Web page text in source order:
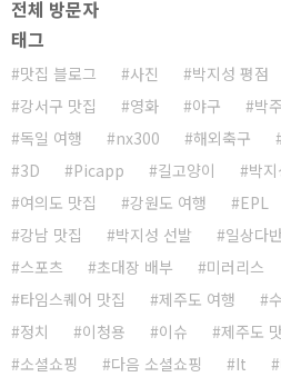
전체 방문자
태그
맛집 블로그 사진 박지성 평점
강서구 맛집
영화 야구 박
독일 여행
nx300 해외축구
3D
Picapp 길고양이 박지
여의도 맛집
강원도 여행 EPL
강남 맛집
박지성 선발 일상다
스포츠
초대장 배부 미러리스
타임스퀘어 맛집
제주도 여행
정치
이청용 이슈 제주도
소셜쇼핑
다음 소셜쇼핑 It